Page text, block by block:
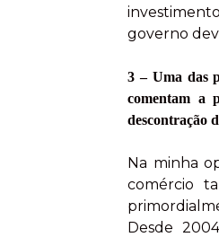
governo
3 – Uma das
comentam a
descontração
Na minha
comércio
Desde